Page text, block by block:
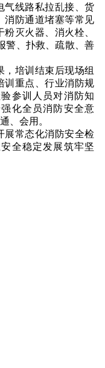
气线路私拉乱接、货
消防通道堵塞等常见
灭火器、消火栓、
警、扑救、疏散、善
培训结束后现场组
训重点、行业消防规
参训人员对消防知
化全员消防安全意
、会用。
常态化消防安全检
全稳定发展筑牢坚